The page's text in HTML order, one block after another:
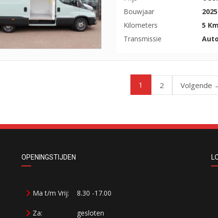
Bouwjaar
2025
Kilometers
5 Km
Transmissie
1 2 Volgende
OPENINGSTIJDEN
Ma t/m Vrij: 8.30 -17.00
Za: gesloten